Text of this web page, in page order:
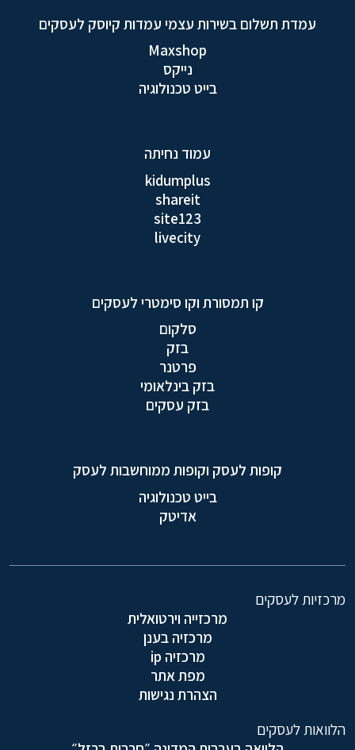
עמדת תשלום בשירות עצמי עמדות קיוסק לעסקים
Maxshop
נייקס
בייט טכנולוגיה
עמוד נחיתה
kidumplus
shareit
site123
livecity
קו תמסורת וקו סימטרי לעסקים
סלקום
בזק
פרטנר
בזק בינלאומי
בזק עסקים
קופות לעסק וקופות ממוחשבות לעסק
בייט טכנולוגיה
אדיטק
מרכזיות לעסקים
מרכזייה וירטואלית
מרכזיה בענן
מרכזיה ip
מפת אתר
הצהרת נגישות
הלוואות לעסקים